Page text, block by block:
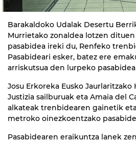
Barakaldoko Udalak Desertu
Murrietako zonaldea lotzen
pasabidea ireki du, Renfeko
Pasabideari esker, batez ere
arriskutsua den lurpeko
Josu Erkoreka Eusko
Justizia sailburuak eta Amaia del
alkateak trenbidearen gainetik
metroko oinezkoentzako
Pasabidearen eraikuntza lanek